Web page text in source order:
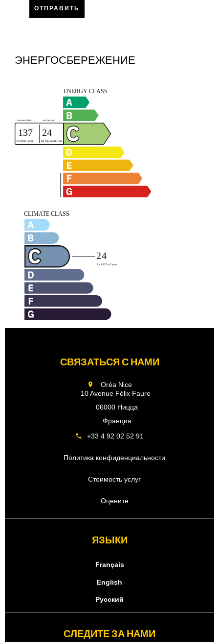
ОТПРАВИТЬ
ЭНЕРГОСБЕРЕЖЕНИЕ
СВЯЗАТЬСЯ С НАМИ
Oréa Nice
10 Avenue Félix Faure
06000 Ницца
Франция
+33 4 92 02 52 91
Политика конфиденциальности
Стоимость услуг
Оцените
ЯЗЫКИ
Français
English
Русский
СЛЕДИТЕ ЗА НАМИ